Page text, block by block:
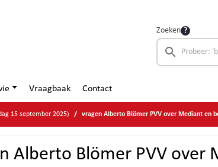
Zoeken
Vraagbaak Contact
15 september 2025) vragen Alberto Blömer PVV over Mediant en boycot
Alberto Blömer PVV over